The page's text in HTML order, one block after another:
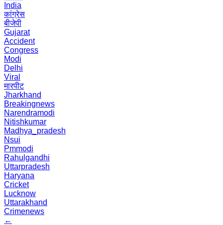
India
कांग्रेस
बीजेपी
Gujarat
Accident
Congress
Modi
Delhi
Viral
मारपीट
Jharkhand
Breakingnews
Narendramodi
Nitishkumar
Madhya_pradesh
Nsui
Pmmodi
Rahulgandhi
Uttarpradesh
Haryana
Cricket
Lucknow
Uttarakhand
Crimenews
←